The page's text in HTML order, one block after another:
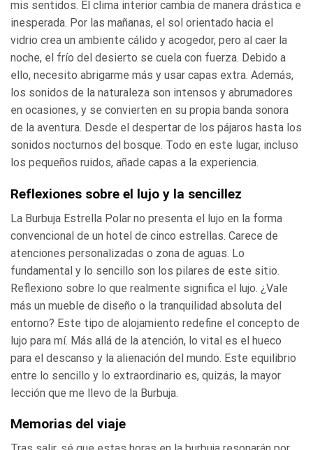
mis sentidos. El clima interior cambia de manera drástica e
inesperada. Por las mañanas, el sol orientado hacia el
vidrio crea un ambiente cálido y acogedor, pero al caer la
noche, el frío del desierto se cuela con fuerza. Debido a
ello, necesito abrigarme más y usar capas extra. Además,
los sonidos de la naturaleza son intensos y abrumadores
en ocasiones, y se convierten en su propia banda sonora
de la aventura. Desde el despertar de los pájaros hasta los
sonidos nocturnos del bosque. Todo en este lugar, incluso
los pequeños ruidos, añade capas a la experiencia.
Reflexiones sobre el lujo y la sencillez
La Burbuja Estrella Polar no presenta el lujo en la forma
convencional de un hotel de cinco estrellas. Carece de
atenciones personalizadas o zona de aguas. Lo
fundamental y lo sencillo son los pilares de este sitio.
Reflexiono sobre lo que realmente significa el lujo. ¿Vale
más un mueble de diseño o la tranquilidad absoluta del
entorno? Este tipo de alojamiento redefine el concepto de
lujo para mí. Más allá de la atención, lo vital es el hueco
para el descanso y la alienación del mundo. Este equilibrio
entre lo sencillo y lo extraordinario es, quizás, la mayor
lección que me llevo de la Burbuja.
Memorias del viaje